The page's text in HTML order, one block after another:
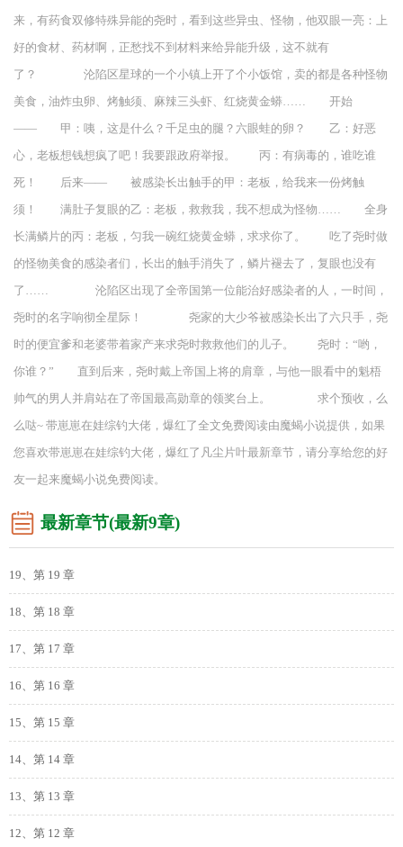
来，有药食双修特殊异能的尧时，看到这些异虫、怪物，他双眼一亮：上
好的食材、药材啊，正愁找不到材料来给异能升级，这不就有
了？ 沦陷区星球的一个小镇上开了个小饭馆，卖的都是各种怪物
美食，油炸虫卵、烤触须、麻辣三头虾、红烧黄金蟒…… 开始
—— 甲：咦，这是什么？千足虫的腿？六眼蛙的卵？ 乙：好恶
心，老板想钱想疯了吧！我要跟政府举报。 丙：有病毒的，谁吃谁
死！ 后来—— 被感染长出触手的甲：老板，给我来一份烤触
须！ 满肚子复眼的乙：老板，救救我，我不想成为怪物…… 全身
长满鳞片的丙：老板，匀我一碗红烧黄金蟒，求求你了。 吃了尧时做
的怪物美食的感染者们，长出的触手消失了，鳞片褪去了，复眼也没有
了…… 沦陷区出现了全帝国第一位能治好感染者的人，一时间，
尧时的名字响彻全星际！ 尧家的大少爷被感染长出了六只手，尧
时的便宜爹和老婆带着家产来求尧时救救他们的儿子。 尧时：“哟，
你谁？” 直到后来，尧时戴上帝国上将的肩章，与他一眼看中的魁梧
帅气的男人并肩站在了帝国最高勋章的领奖台上。 求个预收，么
么哒~ 带崽崽在娃综钓大佬，爆红了全文免费阅读由魔蝎小说提供，如果
您喜欢带崽崽在娃综钓大佬，爆红了凡尘片叶最新章节，请分享给您的好
友一起来魔蝎小说免费阅读。
最新章节(最新9章)
19、第 19 章
18、第 18 章
17、第 17 章
16、第 16 章
15、第 15 章
14、第 14 章
13、第 13 章
12、第 12 章